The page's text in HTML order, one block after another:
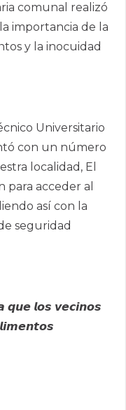
comunal realizó
importancia de la
y la inocuidad
Universitario
con un número
localidad, El
para acceder al
así con la
seguridad
𝙦𝙪𝙚 𝙡𝙤𝙨 𝙫𝙚𝙘𝙞𝙣𝙤𝙨